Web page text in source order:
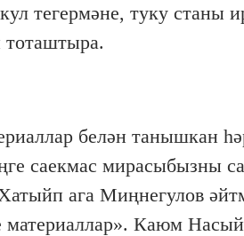
тегермәне, туку станы
белән танышкан
саекмас мирасыбызны
ага Миңнегулов
материаллар». Каюм